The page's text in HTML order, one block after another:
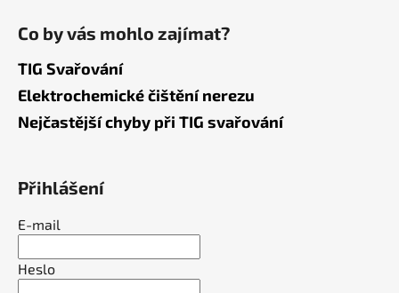
Co by vás mohlo zajímat?
TIG Svařování
Elektrochemické čištění nerezu
Nejčastější chyby při TIG svařování
Přihlášení
E-mail
Heslo